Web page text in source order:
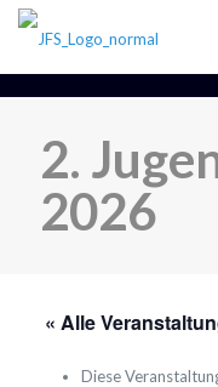
2.
2026
« Alle
Diese